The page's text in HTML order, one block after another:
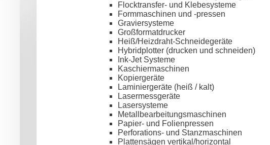
Flocktransfer- und Klebesysteme
Formmaschinen und -pressen
Graviersysteme
Großformatdrucker
Heiß/Heizdraht-Schneidegeräte
Hybridplotter (drucken und schneiden)
Ink-Jet Systeme
Kaschiermaschinen
Kopiergeräte
Laminiergeräte (heiß / kalt)
Lasermessgeräte
Lasersysteme
Metallbearbeitungsmaschinen
Papier- und Folienpressen
Perforations- und Stanzmaschinen
Plattensägen vertikal/horizontal